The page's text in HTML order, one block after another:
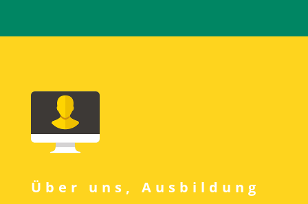
Über uns, Ausbildung